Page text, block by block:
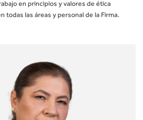
en principios y valores de ética
todas las áreas y personal de la Firma.